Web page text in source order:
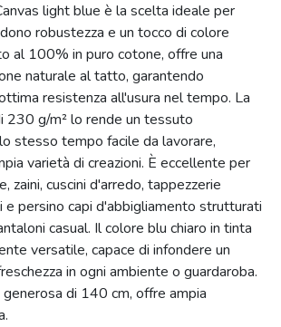
light blue è la scelta ideale per
robustezza e un tocco di colore
al 100% in puro cotone, offre una
naturale al tatto, garantendo
resistenza all'usura nel tempo. La
230 g/m² lo rende un tessuto
stesso tempo facile da lavorare,
varietà di creazioni. È eccellente per
zaini, cuscini d'arredo, tappezzerie
persino capi d'abbigliamento strutturati
casual. Il colore blu chiaro in tinta
versatile, capace di infondere un
in ogni ambiente o guardaroba.
generosa di 140 cm, offre ampia